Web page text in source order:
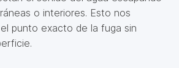
o interiores. Esto nos
punto exacto de la fuga sin